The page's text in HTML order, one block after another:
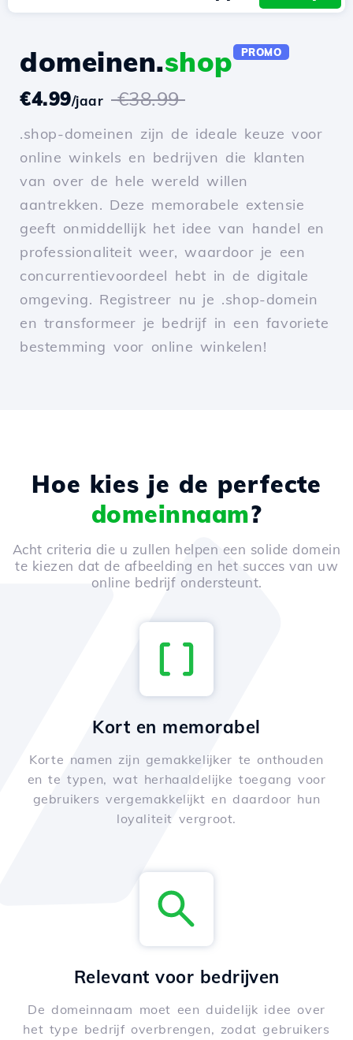
domeinen.shop PROMO
€4.99/jaar €38.99
.shop-domeinen zijn de ideale keuze voor
online winkels en bedrijven die klanten
van over de hele wereld willen
aantrekken. Deze memorabele extensie
geeft onmiddellijk het idee van handel en
professionaliteit weer, waardoor je een
concurrentievoordeel hebt in de digitale
omgeving. Registreer nu je .shop-domein
en transformeer je bedrijf in een favoriete
bestemming voor online winkelen!
Hoe kies je de perfecte
domeinnaam?
Acht criteria die u zullen helpen een solide domein
te kiezen dat de afbeelding en het succes van uw
online bedrijf ondersteunt.
Kort en memorabel
Korte namen zijn gemakkelijker te onthouden
en te typen, wat herhaaldelijke toegang voor
gebruikers vergemakkelijkt en daardoor hun
loyaliteit vergroot.
Relevant voor bedrijven
De domeinnaam moet een duidelijk idee over
het type bedrijf overbrengen, zodat gebruikers